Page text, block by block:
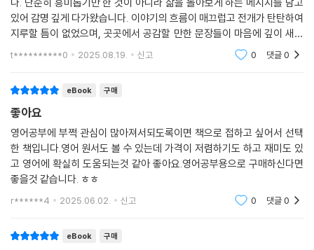
있어 감명 깊게 다가왔습니다. 이야기의 흐름이 매끄럽고 전개가 탄탄하여
지루할 틈이 없었으며, 곳곳에서 공감할 만한 문장들이 마음에 깊이 새겨
졌습니다. 읽는 동안 즐거움과 동시에 생각할 거리를 많이 주어 오랫동안
t**********0 2025.08.19. 신고 0 댓글0
eBook 구매
좋아요
영어공부에 부쩍 관심이 많아져서되도록이면 책으로 접하고 싶어서 선택
한 책입니다.영어 원서도 볼 수 있는데 가격이 저렴하기도 하고 재미도 있
고 영어에 확실히 도움되는것 같아 좋아요.영어공부용으로 구매하신다면
좋을것 같습니다. ㅎㅎ
r******4 2025.06.02. 신고 0 댓글0
eBook 구매